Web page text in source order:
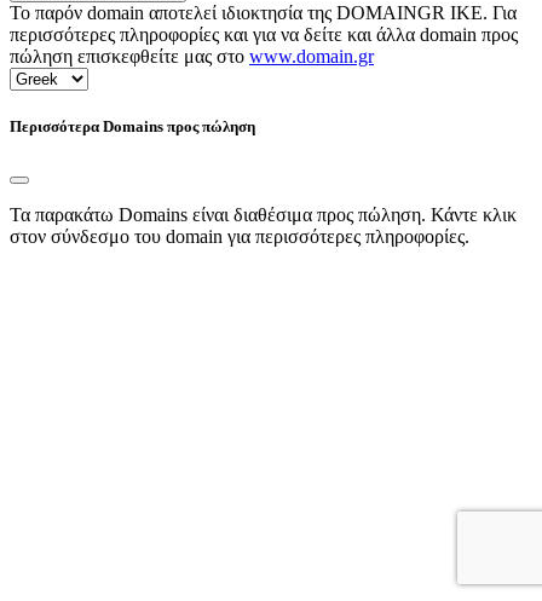
Το παρόν domain αποτελεί ιδιοκτησία της DOMAINGR ΙΚΕ. Για
περισσότερες πληροφορίες και για να δείτε και άλλα domain προς
πώληση επισκεφθείτε μας στο www.domain.gr
Περισσότερα Domains προς πώληση
Τα παρακάτω Domains είναι διαθέσιμα προς πώληση. Κάντε κλικ
στον σύνδεσμο του domain για περισσότερες πληροφορίες.